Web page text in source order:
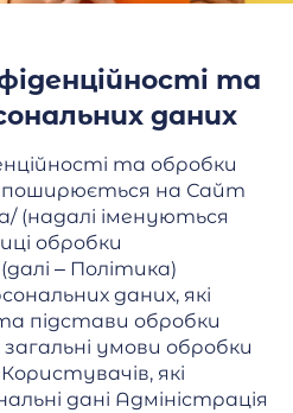
та
даних
та обробки
поширюється на Сайт
(надалі іменуються
обробки
– Політика)
даних, які
підстави обробки
умови обробки
які
дані Адміністрація